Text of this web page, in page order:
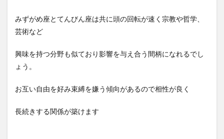
みずがめ座とてんびん座は共に頭の回転が速く宗教や哲学、
芸術など
興味を持つ分野も似ており影響を与え合う間柄になれるでし
ょう。
お互い自由を好み束縛を嫌う傾向があるので相性が良く
長続きする関係が築けます